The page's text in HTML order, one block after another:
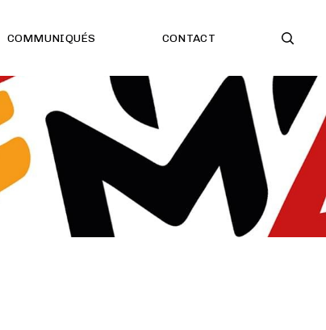
COMMUNIQUÉS CONTACT